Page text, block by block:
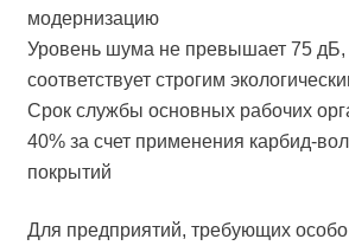
модернизацию
Уровень шума не превышает 75 дБ,
соответствует строгим
Срок службы основных рабочих
40% за счет применения карбид-
покрытий
Для предприятий, требующих особо